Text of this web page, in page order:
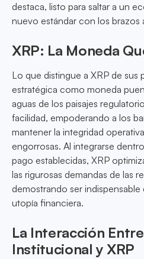
destaca, listo para saltar a un
nuevo estándar con los brazos
XRP: La Moneda
Lo que distingue a XRP de sus
estratégica como moneda
aguas de los paisajes
facilidad, empoderando a los
mantener la integridad
engorrosas. Al integrarse
pago establecidas, XRP
las rigurosas demandas de las
demostrando ser
utopía financiera.
La Interacción
Institucional y XRP